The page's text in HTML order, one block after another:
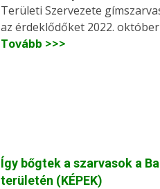
Területi Szervezete
az érdeklődőket 2022.
Tovább >>>
Így bőgtek a szarvasok a
területén (KÉPEK)